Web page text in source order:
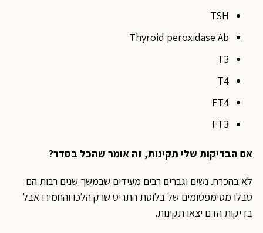
TSH
Thyroid peroxidase Ab
T3
T4
FT4
FT3
אם הבדיקות שלי תקינות, זה אומר שהכל בסדר?
לא בהכרח. נשים וגברים רבים מעידים שבמשך שנים רבות הם
סבלו מסימפטומים של בלוטת התריס שרק הלכו והחמירו אבל
בדיקות הדם יצאו תקינות.